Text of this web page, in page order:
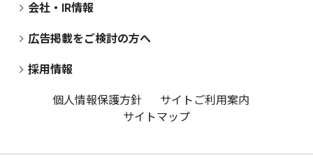
会社・IR情報
広告掲載をご検討の方へ
採用情報
個人情報保護方針
サイトご利用案内
サイトマップ